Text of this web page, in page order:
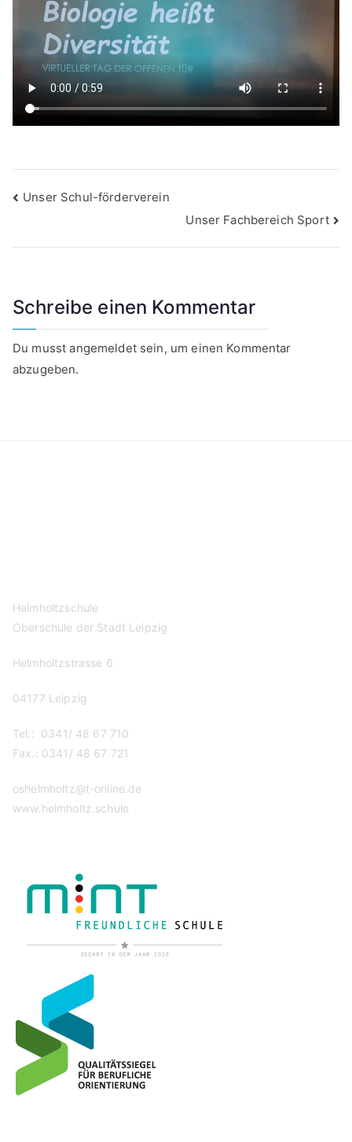
Beitragsnavigation
Unser Schul-förderverein
Unser Fachbereich Sport
Schreibe einen Kommentar
Du musstangemeldetsein, um einen Kommentar
abzugeben.
Helmholtzschule
Oberschule der Stadt Leipzig
Helmholtzstrasse 6
04177 Leipzig
Tel.: 0341/ 48 67 710
Fax.: 0341/ 48 67 721
oshelmholtz@t-online.de
www.helmholtz.schule